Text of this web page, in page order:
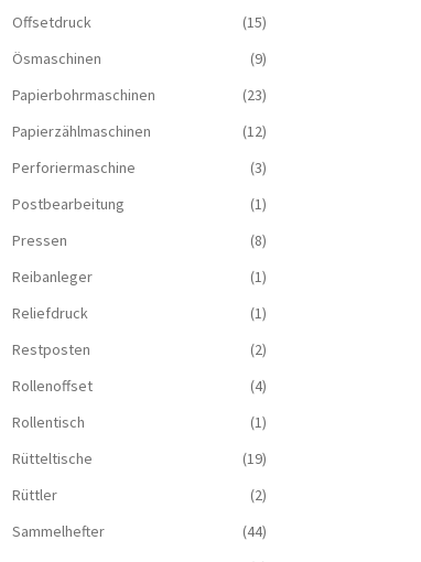
Offsetdruck
(15)
Ösmaschinen
(9)
Papierbohrmaschinen
(23)
Papierzählmaschinen
(12)
Perforiermaschine
(3)
Postbearbeitung
(1)
Pressen
(8)
Reibanleger
(1)
Reliefdruck
(1)
Restposten
(2)
Rollenoffset
(4)
Rollentisch
(1)
Rütteltische
(19)
Rüttler
(2)
Sammelhefter
(44)